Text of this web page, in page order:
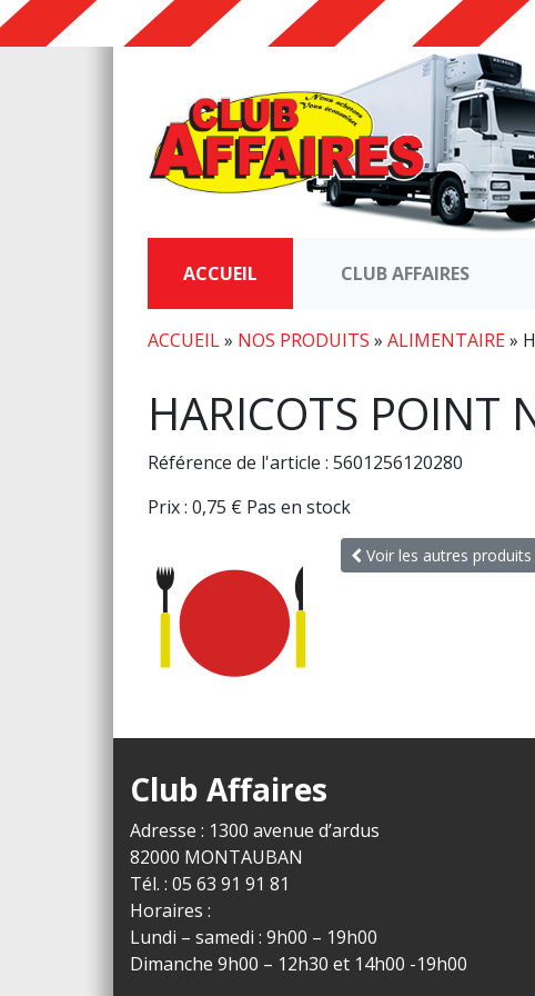
ACCUEIL CLUB AFFAIRES
ACCUEIL» NOS PRODUITS » ALIMENTAIRE»
HARICOTS POINT
Référence de l'article : 5601256120280
Prix : 0,75 € Pas en stock
Voir les autres
Club Affaires
Adresse : 1300 avenue d’ardus
82000 MONTAUBAN
Tél. : 05 63 91 91 81
Horaires :
Lundi – samedi : 9h00 – 19h00
Dimanche 9h00 – 12h30 et 14h00 -19h00